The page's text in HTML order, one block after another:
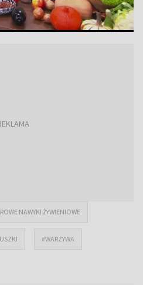
NAWYKI ŻYWIENIOWE
#WARZYWA